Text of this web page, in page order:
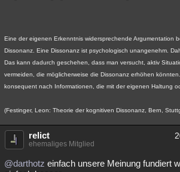
Eine der eigenen Erkenntnis widersprechende Argumentation
Dissonanz. Eine Dissonanz ist psychologisch unangenehm.
Das kann dadurch geschehen, dass man versucht, aktiv
vermeiden, die möglicherweise die Dissonanz erhöhen
konsequent nach Informationen, die mit der eigenen Haltung
(Festinger, Leon: Theorie der kognitiven Dissonanz, Bern,
relict
ehemaliges Mitglied
@darthotz einfach unsere Meinung fundiert